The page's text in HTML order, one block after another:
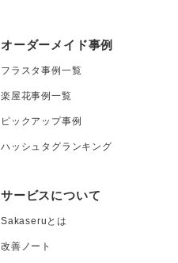
オーダーメイド事例
フラスタ事例一覧
楽屋花事例一覧
ピックアップ事例
ハッシュタグランキング
サービスについて
Sakaseruとは
改善ノート